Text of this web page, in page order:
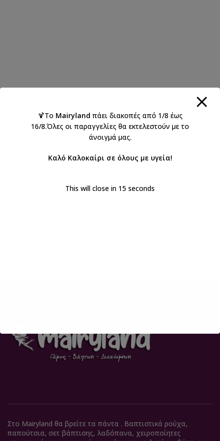
Στο Mairyland θα βρείτε τα πάντα . Βαπτιστικά ρούχα,
παπούτσια, σετ βάπτισης, λαδόπανα, χειροποίητες
🍹Το Mairyland πάει διακοπές από 1/8 έως
16/8.Όλες οι παραγγελίες θα εκτελεστούν με το
άνοιγμά μας.
Καλό Καλοκαίρι σε όλους με υγεία!
This will close in 15 seconds